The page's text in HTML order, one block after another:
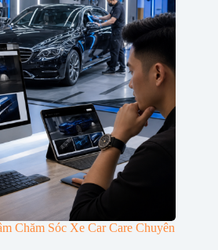
Chăm Sóc Xe Car Care Chuyên